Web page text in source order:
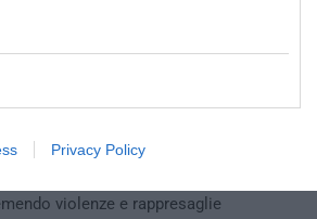
Privacy Policy
una terza componente: la volontà da parte
la decennale faida un figlio dei Ladu
violenze e rappresaglie